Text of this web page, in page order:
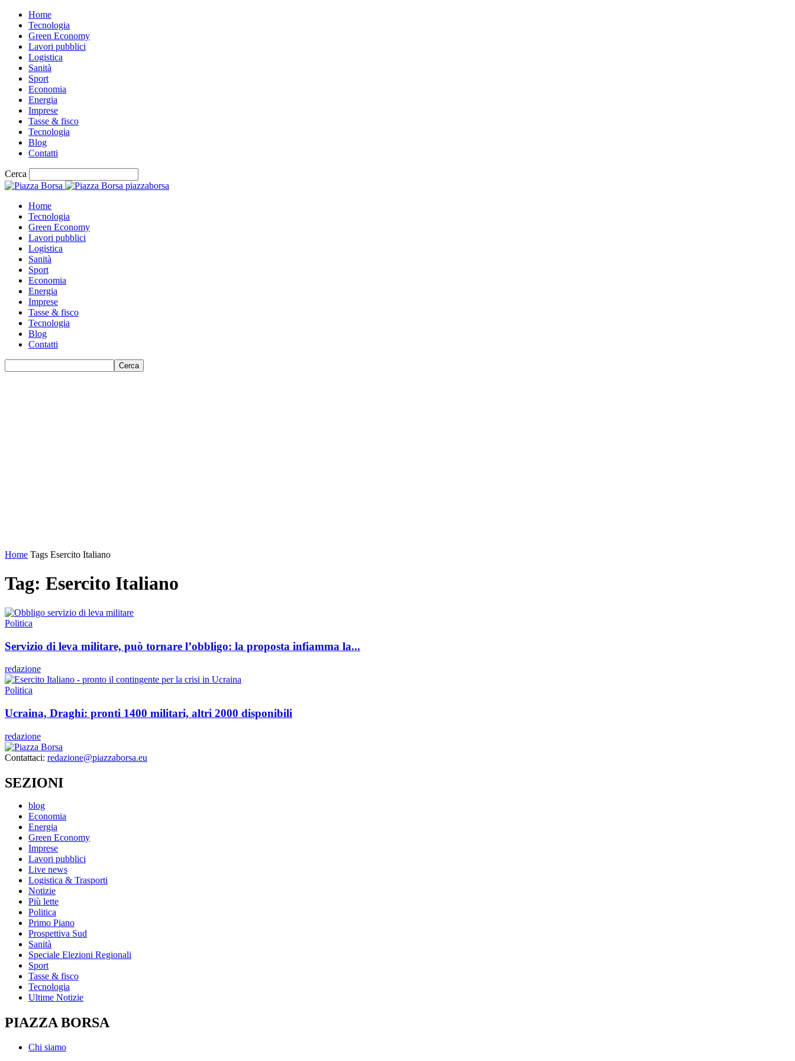
Home
Tecnologia
Green Economy
Lavori pubblici
Logistica
Sanità
Sport
Economia
Energia
Imprese
Tasse & fisco
Tecnologia
Blog
Contatti
Cerca
piazzaborsa
Home
Tecnologia
Green Economy
Lavori pubblici
Logistica
Sanità
Sport
Economia
Energia
Imprese
Tasse & fisco
Tecnologia
Blog
Contatti
Home Tags Esercito Italiano
Tag: Esercito Italiano
Politica
Servizio di leva militare, può tornare l’obbligo: la proposta infiamma la...
redazione
Politica
Ucraina, Draghi: pronti 1400 militari, altri 2000 disponibili
redazione
Contattaci: redazione@piazzaborsa.eu
SEZIONI
blog
Economia
Energia
Green Economy
Imprese
Lavori pubblici
Live news
Logistica & Trasporti
Notizie
Più lette
Politica
Primo Piano
Prospettiva Sud
Sanità
Speciale Elezioni Regionali
Sport
Tasse & fisco
Tecnologia
Ultime Notizie
PIAZZA BORSA
Chi siamo